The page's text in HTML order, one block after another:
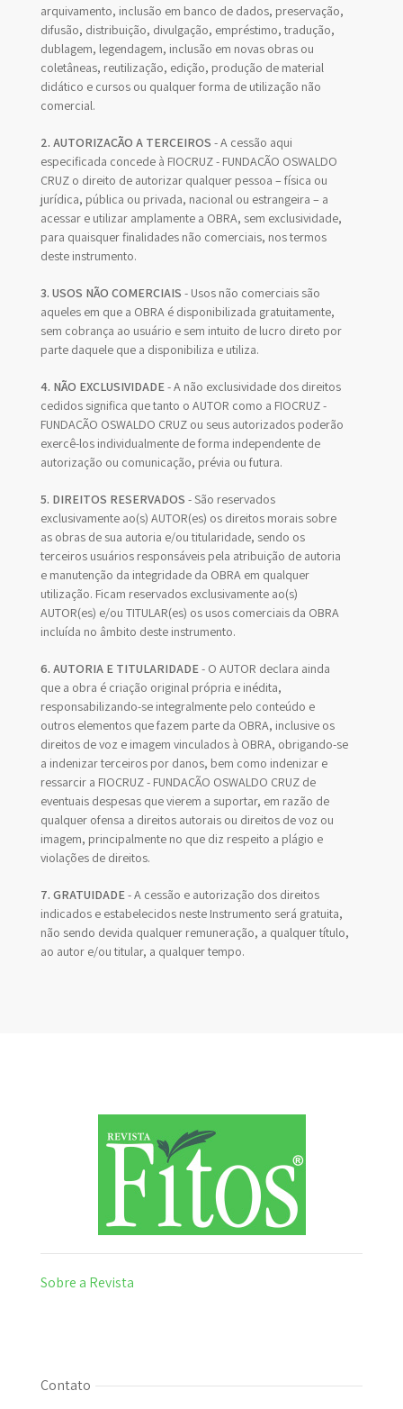
arquivamento, inclusão em banco de dados, preservação,
difusão, distribuição, divulgação, empréstimo, tradução,
dublagem, legendagem, inclusão em novas obras ou
coletâneas, reutilização, edição, produção de material
didático e cursos ou qualquer forma de utilização não
comercial.
2. AUTORIZAÇÃO A TERCEIROS - A cessão aqui
especificada concede à FIOCRUZ - FUNDAÇÃO OSWALDO
CRUZ o direito de autorizar qualquer pessoa – física ou
jurídica, pública ou privada, nacional ou estrangeira – a
acessar e utilizar amplamente a OBRA, sem exclusividade,
para quaisquer finalidades não comerciais, nos termos
deste instrumento.
3. USOS NÃO COMERCIAIS - Usos não comerciais são
aqueles em que a OBRA é disponibilizada gratuitamente,
sem cobrança ao usuário e sem intuito de lucro direto por
parte daquele que a disponibiliza e utiliza.
4. NÃO EXCLUSIVIDADE- A não exclusividade dos direitos
cedidos significa que tanto o AUTOR como a FIOCRUZ -
FUNDAÇÃO OSWALDO CRUZ ou seus autorizados poderão
exercê-los individualmente de forma independente de
autorização ou comunicação, prévia ou futura.
5. DIREITOS RESERVADOS - São reservados
exclusivamente ao(s) AUTOR(es) os direitos morais sobre
as obras de sua autoria e/ou titularidade, sendo os
terceiros usuários responsáveis pela atribuição de autoria
e manutenção da integridade da OBRA em qualquer
utilização. Ficam reservados exclusivamente ao(s)
AUTOR(es) e/ou TITULAR(es) os usos comerciais da OBRA
incluída no âmbito deste instrumento.
6. AUTORIA E TITULARIDADE- O AUTOR declara ainda
que a obra é criação original própria e inédita,
responsabilizando-se integralmente pelo conteúdo e
outros elementos que fazem parte da OBRA, inclusive os
direitos de voz e imagem vinculados à OBRA, obrigando-se
a indenizar terceiros por danos, bem como indenizar e
ressarcir a FIOCRUZ - FUNDAÇÃO OSWALDO CRUZ de
eventuais despesas que vierem a suportar, em razão de
qualquer ofensa a direitos autorais ou direitos de voz ou
imagem, principalmente no que diz respeito a plágio e
violações de direitos.
7. GRATUIDADE- A cessão e autorização dos direitos
indicados e estabelecidos neste Instrumento será gratuita,
não sendo devida qualquer remuneração, a qualquer título,
ao autor e/ou titular, a qualquer tempo.
Sobre a Revista
Contato